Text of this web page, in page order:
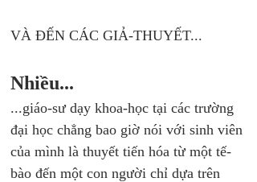
VÀ ĐẾN CÁC GIẢ-THUYẾT...
Nhiều...
...giáo-sư dạy khoa-học tại các trường
đại học chẳng bao giờ nói với sinh viên
của mình là thuyết tiến hóa từ một tế-
bào đến một con người chỉ dựa trên